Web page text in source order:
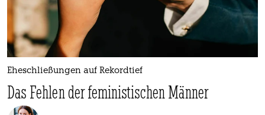
nord
wahrheit
verlag
Eheschließungen auf Rekordtief
Das Fehlen der feministischen Männer